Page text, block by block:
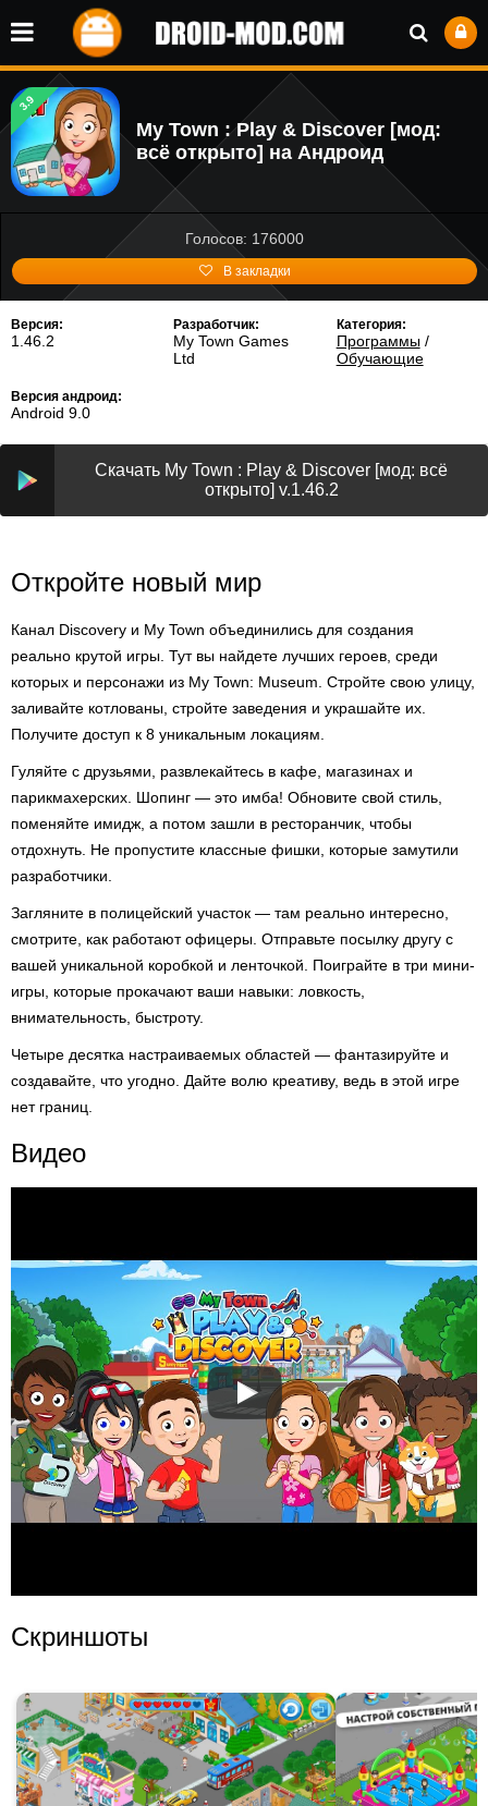
3.9
My Town : Play & Discover [мод:
всё открыто] на Андроид
Голосов: 176000
В закладки
Версия:
1.46.2
Разработчик:
My Town Games
Ltd
Категория:
Программы/
Обучающие
Версия андроид:
Android 9.0
Скачать My Town : Play & Discover [мод: всё
открыто] v.1.46.2
Откройте новый мир
Канал Discovery и My Town объединились для создания
реально крутой игры. Тут вы найдете лучших героев, среди
которых и персонажи из My Town: Museum. Стройте свою улицу,
заливайте котлованы, стройте заведения и украшайте их.
Получите доступ к 8 уникальным локациям.
Гуляйте с друзьями, развлекайтесь в кафе, магазинах и
парикмахерских. Шопинг — это имба! Обновите свой стиль,
поменяйте имидж, а потом зашли в ресторанчик, чтобы
отдохнуть. Не пропустите классные фишки, которые замутили
разработчики.
Загляните в полицейский участок — там реально интересно,
смотрите, как работают офицеры. Отправьте посылку другу с
вашей уникальной коробкой и ленточкой. Поиграйте в три мини-
игры, которые прокачают ваши навыки: ловкость,
внимательность, быстроту.
Четыре десятка настраиваемых областей — фантазируйте и
создавайте, что угодно. Дайте волю креативу, ведь в этой игре
нет границ.
Видео
Скриншоты